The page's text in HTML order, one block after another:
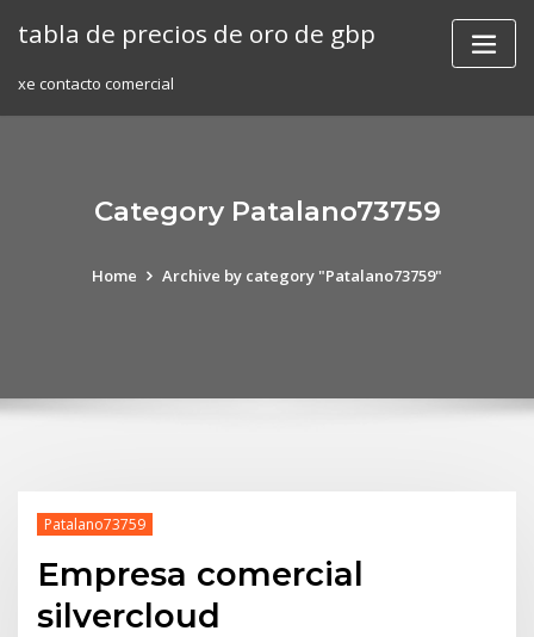
tabla de precios de oro de gbp
xe contacto comercial
Category Patalano73759
Home Archive by category "Patalano73759"
Patalano73759
Empresa comercial
silvercloud